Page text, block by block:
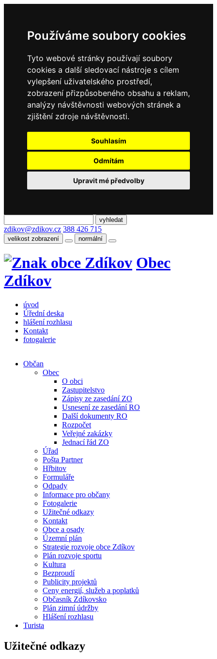
Používáme soubory cookies
Tyto webové stránky používají soubory
cookies a další sledovací nástroje s cílem
vylepšení uživatelského prostředí,
zobrazení přizpůsobeného obsahu a reklam,
analýzy návštěvnosti webových stránek a
zjištění zdroje návštěvnosti.
Souhlasím
Odmítám
Upravit mé předvolby
zdikov@zdikov.cz 388 426 715
velikost zobrazení normální
Obec
Zdíkov
úvod
Úřední deska
hlášení rozhlasu
Kontakt
fotogalerie
Občan
Obec
O obci
Zastupitelstvo
Zápisy ze zasedání ZO
Usnesení ze zasedání RO
Další dokumenty RO
Rozpočet
Veřejné zakázky
Jednací řád ZO
Úřad
Pošta Partner
Hřbitov
Formuláře
Odpady
Informace pro občany
Fotogalerie
Užitečné odkazy
Kontakt
Obce a osady
Územní plán
Strategie rozvoje obce Zdíkov
Plán rozvoje sportu
Kultura
Bezproudí
Publicity projektů
Ceny energií, služeb a poplatků
Občasník Zdíkovsko
Plán zimní údržby
Hlášení rozhlasu
Turista
Užitečné odkazy